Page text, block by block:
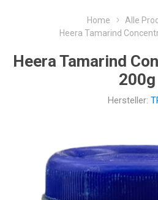
Home
Alle
Heera Tamarind
Heera Tamarind
200g
Hersteller: